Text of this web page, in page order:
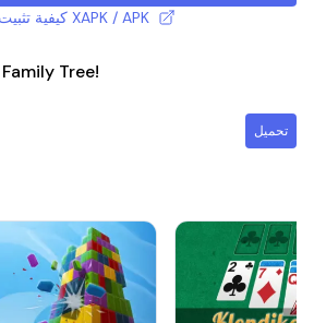
كيفية تثبيت ملف XAPK / APK
الإصدارات القديمة من Family Tree!
تحميل